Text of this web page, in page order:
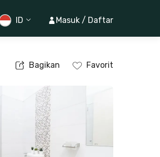
ID Masuk / Daftar
Bagikan Favorit